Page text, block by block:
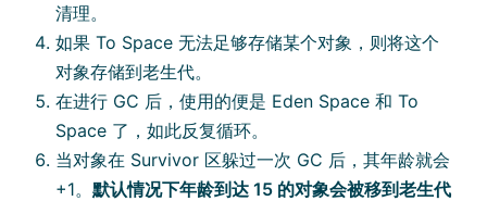
清理。
如果 To Space 无法足够存储某个对象，则将这个
对象存储到老生代。
在进行 GC 后，使用的便是 Eden Space 和 To
Space 了，如此反复循环。
当对象在 Survivor 区躲过一次 GC 后，其年龄就会
+1。默认情况下年龄到达 15 的对象会被移到老生代